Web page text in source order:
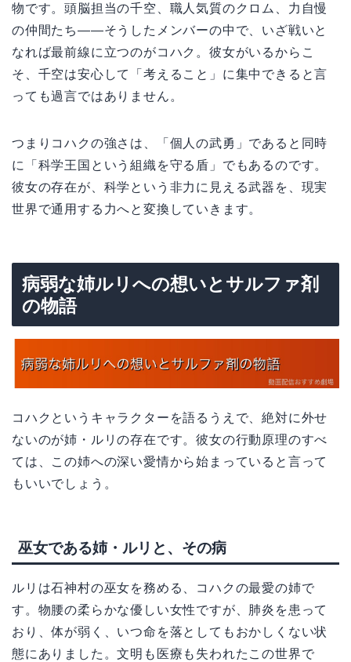
物です。頭脳担当の千空、職人気質のクロム、力自慢
の仲間たち――そうしたメンバーの中で、いざ戦いと
なれば最前線に立つのがコハク。彼女がいるからこ
そ、千空は安心して「考えること」に集中できると言
っても過言ではありません。
つまりコハクの強さは、「個人の武勇」であると同時
に「科学王国という組織を守る盾」でもあるのです。
彼女の存在が、科学という非力に見える武器を、現実
世界で通用する力へと変換していきます。
病弱な姉ルリへの想いとサルファ剤
の物語
コハクというキャラクターを語るうえで、絶対に外せ
ないのが姉・ルリの存在です。彼女の行動原理のすべ
ては、この姉への深い愛情から始まっていると言って
もいいでしょう。
巫女である姉・ルリと、その病
ルリは石神村の巫女を務める、コハクの最愛の姉で
す。物腰の柔らかな優しい女性ですが、肺炎を患って
おり、体が弱く、いつ命を落としてもおかしくない状
態にありました。文明も医療も失われたこの世界で